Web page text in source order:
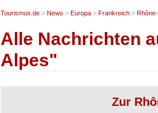
Tourismus.de > News > Europa > Frankreich >
Alle Nachrichten
Alpes"
Zur